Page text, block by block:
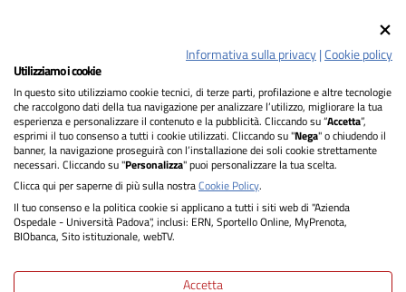
Pec: protocollo.aopd@pecveneto.it
SEGUICI SU
Privacy
Dichiarazione di Accessibilità
Informativa sulla privacy|Cookie policy
Utilizziamo i cookie
In questo sito utilizziamo cookie tecnici, di terze parti, profilazione e altre tecnologie
che raccolgono dati della tua navigazione per analizzare l’utilizzo, migliorare la tua
esperienza e personalizzare il contenuto e la pubblicità. Cliccando su “Accetta”,
esprimi il tuo consenso a tutti i cookie utilizzati. Cliccando su "Nega" o chiudendo il
banner, la navigazione proseguirà con l’installazione dei soli cookie strettamente
necessari. Cliccando su "Personalizza" puoi personalizzare la tua scelta.
Clicca qui per saperne di più sulla nostraCookie Policy.
Il tuo consenso e la politica cookie si applicano a tutti i siti web di "Azienda
Ospedale - Università Padova", inclusi: ERN, Sportello Online, MyPrenota,
BIObanca, Sito istituzionale, webTV.
Accetta